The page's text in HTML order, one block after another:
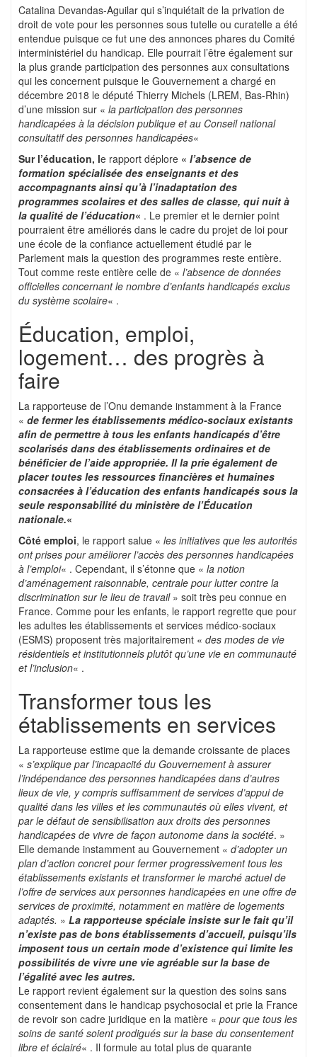
Catalina Devandas-Aguilar qui s’inquiétait de la privation de
droit de vote pour les personnes sous tutelle ou curatelle a été
entendue puisque ce fut une des annonces phares du Comité
interministériel du handicap. Elle pourrait l’être également sur
la plus grande participation des personnes aux consultations
qui les concernent puisque le Gouvernement a chargé en
décembre 2018 le député Thierry Michels (LREM, Bas-Rhin)
d’une mission sur « la participation des personnes
handicapées à la décision publique et au Conseil national
consultatif des personnes handicapées«
Sur l’éducation, le rapport déplore « l’absence de
formation spécialisée des enseignants et des
accompagnants ainsi qu’à l’inadaptation des
programmes scolaires et des salles de classe, qui nuit à
la qualité de l’éducation« . Le premier et le dernier point
pourraient être améliorés dans le cadre du projet de loi pour
une école de la confiance actuellement étudié par le
Parlement mais la question des programmes reste entière.
Tout comme reste entière celle de « l’absence de données
officielles concernant le nombre d’enfants handicapés exclus
du système scolaire« .
Éducation, emploi,
logement… des progrès à
faire
La rapporteuse de l’Onu demande instamment à la France
« de fermer les établissements médico-sociaux existants
afin de permettre à tous les enfants handicapés d’être
scolarisés dans des établissements ordinaires et de
bénéficier de l’aide appropriée. Il la prie également de
placer toutes les ressources financières et humaines
consacrées à l’éducation des enfants handicapés sous la
seule responsabilité du ministère de l’Éducation
nationale.«
Côté emploi, le rapport salue « les initiatives que les autorités
ont prises pour améliorer l’accès des personnes handicapées
à l’emploi« . Cependant, il s’étonne que « la notion
d’aménagement raisonnable, centrale pour lutter contre la
discrimination sur le lieu de travail» soit très peu connue en
France. Comme pour les enfants, le rapport regrette que pour
les adultes les établissements et services médico-sociaux
(ESMS) proposent très majoritairement « des modes de vie
résidentiels et institutionnels plutôt qu’une vie en communauté
et l’inclusion« .
Transformer tous les
établissements en services
La rapporteuse estime que la demande croissante de places
« s’explique par l’incapacité du Gouvernement à assurer
l’indépendance des personnes handicapées dans d’autres
lieux de vie, y compris suffisamment de services d’appui de
qualité dans les villes et les communautés où elles vivent, et
par le défaut de sensibilisation aux droits des personnes
handicapées de vivre de façon autonome dans la société. »
Elle demande instamment au Gouvernement « d’adopter un
plan d’action concret pour fermer progressivement tous les
établissements existants et transformer le marché actuel de
l’offre de services aux personnes handicapées en une offre de
services de proximité, notamment en matière de logements
adaptés. » La rapporteuse spéciale insiste sur le fait qu’il
n’existe pas de bons établissements d’accueil, puisqu’ils
imposent tous un certain mode d’existence qui limite les
possibilités de vivre une vie agréable sur la base de
l’égalité avec les autres.
Le rapport revient également sur la question des soins sans
consentement dans le handicap psychosocial et prie la France
de revoir son cadre juridique en la matière « pour que tous les
soins de santé soient prodigués sur la base du consentement
libre et éclairé« . Il formule au total plus de quarante